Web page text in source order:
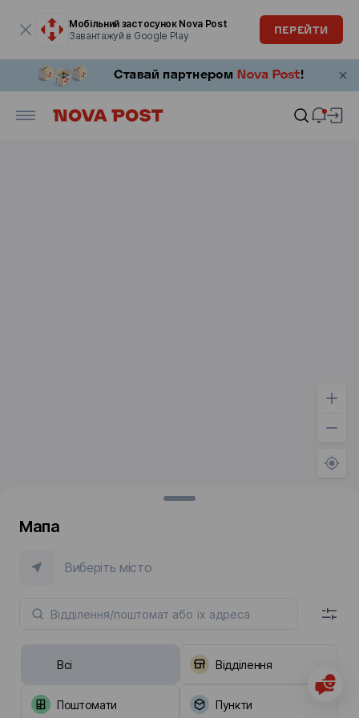
Мобільний застосунок Nova Post
Завантажуй в Google Play
ПЕРЕЙТИ
Мапа
Виберіть місто
Всі Відділення
Поштомати Пункти